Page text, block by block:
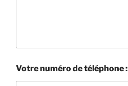
Votre numéro de téléphone :